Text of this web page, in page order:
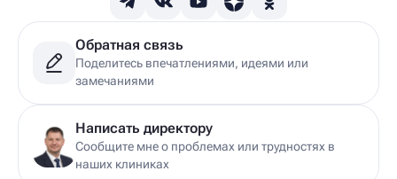
Обратная связь
Поделитесь впечатлениями, идеями или
замечаниями
Написать директору
Сообщите мне о проблемах или трудностях в
наших клиниках